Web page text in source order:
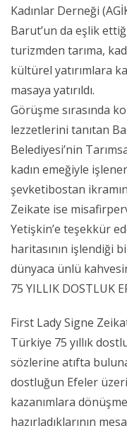
Kadınlar Derneği
Barut’un da eşlik
turizmden tarıma,
kültürel yatırımlara
masaya yatırıldı.
Görüşme sırasında
lezzetlerini tanıtan
Belediyesi’nin
kadın emeğiyle
şevketibostan
Zeikate ise
Yetişkin’e teşekkür
haritasının işlendiği
dünyaca ünlü
75 YILLIK DOSTLUK
First Lady Signe
Türkiye 75 yıllık
sözlerine atıfta
dostluğun Efeler
kazanımlara
hazırladıklarının